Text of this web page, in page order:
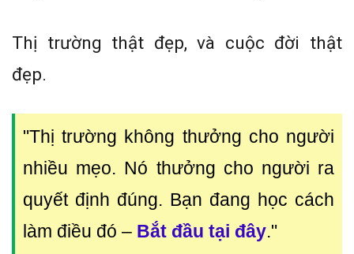
Thị trường thật đẹp, và cuộc đời thật
đẹp.
"Thị trường không thưởng cho người
nhiều mẹo. Nó thưởng cho người ra
quyết định đúng. Bạn đang học cách
làm điều đó – Bắt đầu tại đây."